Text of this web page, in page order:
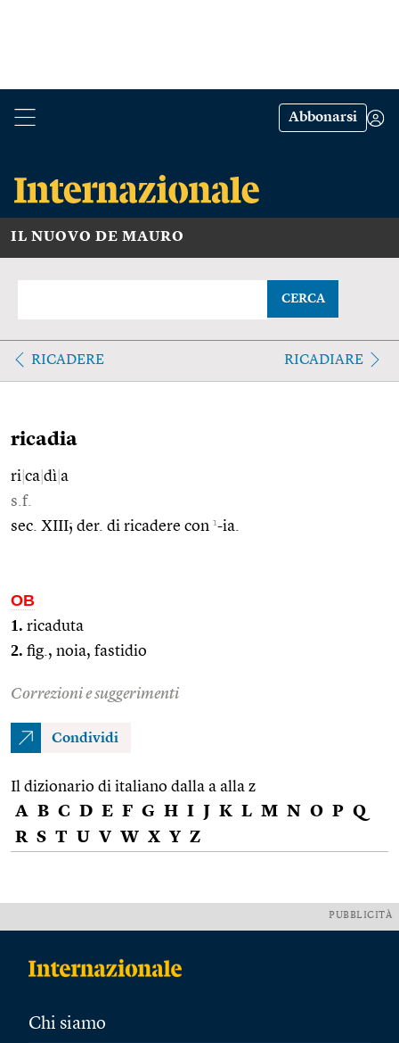
Abbonarsi
IL NUOVO DE MAURO
CERCA
RICADERE RICADIARE
ricadia
ri ca dì a
s.f.
sec. XIII; der. di ricadere con 1-ia.
OB
1. ricaduta
2. fig., noia, fastidio
Correzioni e suggerimenti
Condividi
Il dizionario di italiano dalla a alla z
A B C D E F G H I J K L M N O P Q
R S T U V W X Y Z
PUBBLICITÀ
Chi siamo